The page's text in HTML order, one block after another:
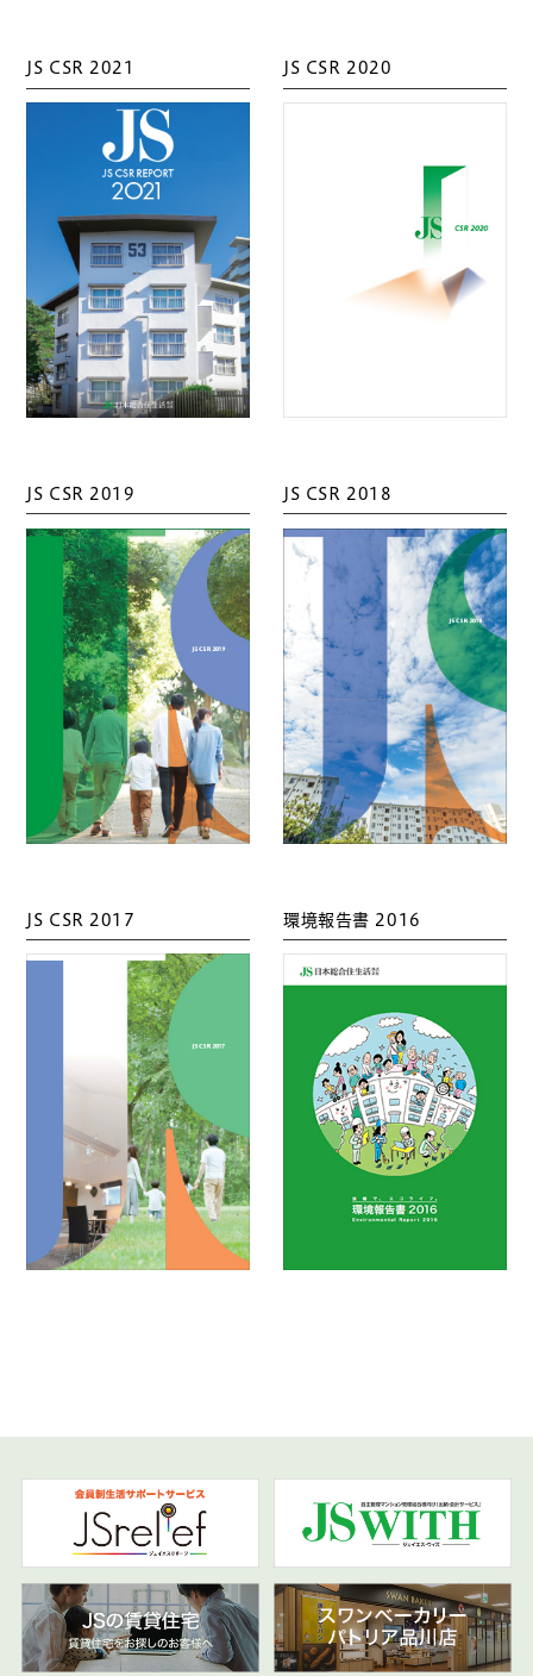
JS CSR 2021 JS CSR 2020
JS CSR 2019 JS CSR 2018
JS CSR 2017 環境報告書 2016